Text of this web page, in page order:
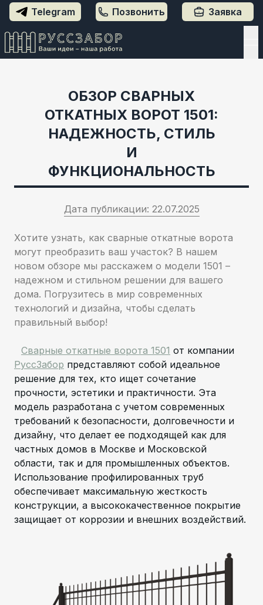
Telegram Позвонить Заявка
ОБЗОР СВАРНЫХ
ОТКАТНЫХ ВОРОТ 1501:
НАДЕЖНОСТЬ, СТИЛЬ
И
ФУНКЦИОНАЛЬНОСТЬ
Дата публикации: 22.07.2025
Хотите узнать, как сварные откатные ворота
могут преобразить ваш участок? В нашем
новом обзоре мы расскажем о модели 1501 –
надежном и стильном решении для вашего
дома. Погрузитесь в мир современных
технологий и дизайна, чтобы сделать
правильный выбор!
Сварные откатные ворота 1501 от компании
РуссЗабор представляют собой идеальное
решение для тех, кто ищет сочетание
прочности, эстетики и практичности. Эта
модель разработана с учетом современных
требований к безопасности, долговечности и
дизайну, что делает ее подходящей как для
частных домов в Москве и Московской
области, так и для промышленных объектов.
Использование профилированных труб
обеспечивает максимальную жесткость
конструкции, а высококачественное покрытие
защищает от коррозии и внешних воздействий.